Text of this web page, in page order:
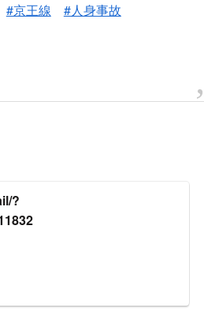
#京王線
#人身事故
?